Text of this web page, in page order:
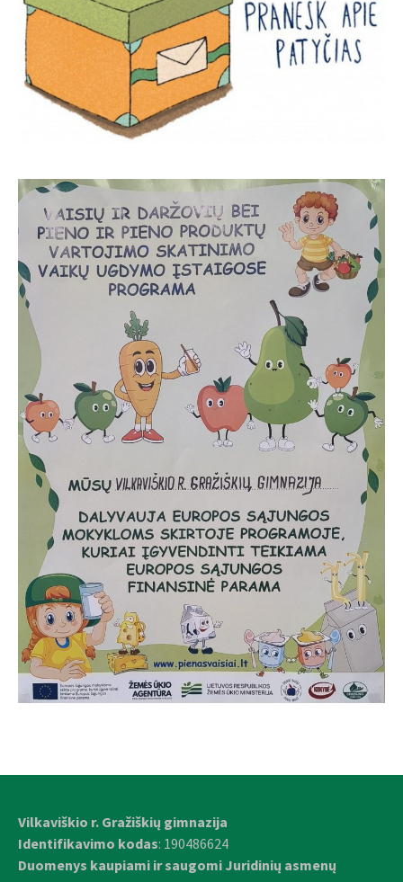
Vilkaviškio r. Gražiškių gimnazija
Identifikavimo kodas: 190486624
Duomenys kaupiami ir saugomi Juridinių asmenų